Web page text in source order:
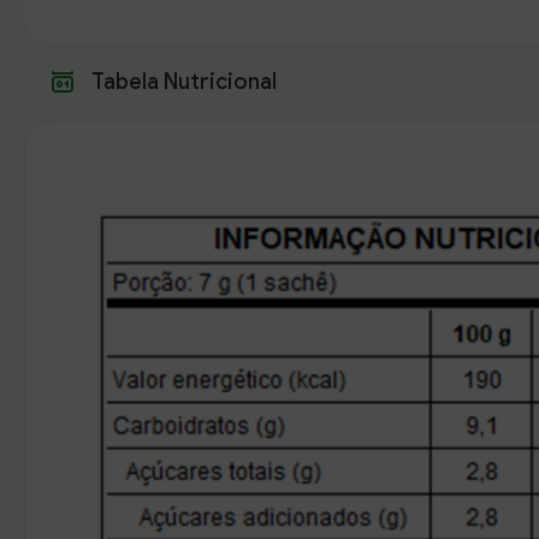
Tabela NutricionalEndereço de Entrega
CEP
Cidade
Referencia
Buscar produtos
Digite um texto